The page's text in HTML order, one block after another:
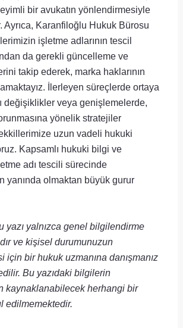
bir avukatın yönlendirmesiyle
Ayrıca, Karanfiloğlu Hukuk Bürosu
işletme adlarının tescil
da gerekli güncelleme ve
takip ederek, marka haklarının
İlerleyen süreçlerde ortaya
değişiklikler veya genişlemelerde,
yönelik stratejiler
uzun vadeli hukuki
Kapsamlı hukuki bilgi ve
adı tescili sürecinde
yanında olmaktan büyük gurur
yazı yalnızca genel bilgilendirme
ve kişisel durumunuzun
için bir hukuk uzmanına danışmanız
Bu yazıdaki bilgilerin
kaynaklanabilecek herhangi bir
edilmemektedir.